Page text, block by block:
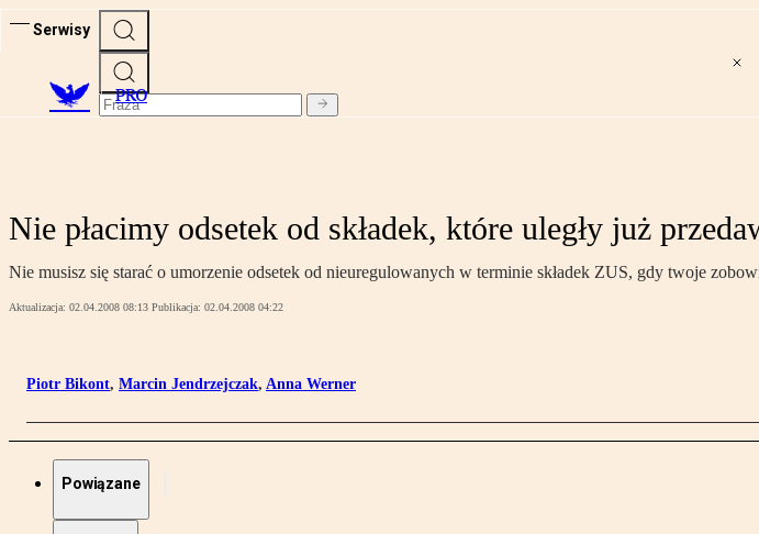
Serwisy
PRO
Nie płacimy odsetek od składek, które uległy już
Nie musisz się starać o umorzenie odsetek od nieuregulowanych w terminie składek ZUS, gdy twoje
Aktualizacja: 02.04.2008 08:13 Publikacja: 02.04.2008 04:22
Piotr Bikont, Marcin Jendrzejczak, Anna Werner
Powiązane